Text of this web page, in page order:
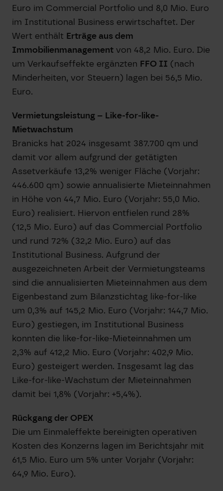
Euro im Commercial Portfolio und 8,0 Mio. Euro
im Institutional Business erwirtschaftet. Der
Wert enthält Erträge aus dem
Immobilienmanagement von 48,2 Mio. Euro. Die
um Verkaufseffekte ergänzten FFO II (nach
Minderheiten, vor Steuern) lagen bei 56,5 Mio.
Euro.
Vermietungsleistung – Like-for-like-
Mietwachstum
Branicks hat 2024 insgesamt 387.700 qm und
damit vor allem aufgrund der getätigten
Assetverkäufe 13,2% weniger Fläche (Vorjahr:
446.600 qm) sowie annualisierte Mieteinnahmen
in Höhe von 44,7 Mio. Euro (Vorjahr: 55,0 Mio.
Euro) realisiert. Hiervon entfielen rund 28%
(12,5 Mio. Euro) auf das Commercial Portfolio
und rund 72% (32,2 Mio. Euro) auf das
Institutional Business. Aufgrund der
ausgezeichneten Arbeit der Vermietungsteams
sind die annualisierten Mieteinnahmen aus dem
Eigenbestand zum Bilanzstichtag like-for-like
um 0,3% auf 145,2 Mio. Euro (Vorjahr: 144,7 Mio.
Euro) gestiegen, im Institutional Business
konnten die like-for-like-Mieteinnahmen um
2,3% auf 412,2 Mio. Euro (Vorjahr: 402,9 Mio.
Euro) gesteigert werden. Insgesamt lag das
Like-for-like-Wachstum der Mieteinnahmen
damit bei 1,8% (Vorjahr: +5,4%).
Rückgang der OPEX
Die um Einmaleffekte bereinigten operativen
Kosten des Konzerns lagen im Berichtsjahr mit
61,5 Mio. Euro um 5% unter Vorjahr (Vorjahr:
64,9 Mio. Euro).